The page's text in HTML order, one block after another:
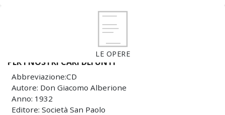
LE OPERE
PER I NOSTRI CARI DEFUNTI
Abbreviazione:CD
Autore: Don Giacomo Alberione
Anno: 1932
Editore: Società San Paolo